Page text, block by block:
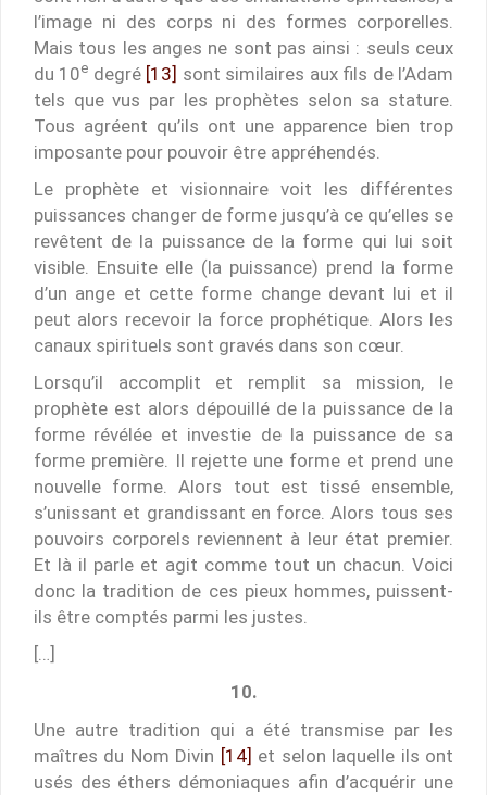
l’image ni des corps ni des formes corporelles.
Mais tous les anges ne sont pas ainsi : seuls ceux
du 10e degré [13] sont similaires aux fils de l’Adam
tels que vus par les prophètes selon sa stature.
Tous agréent qu’ils ont une apparence bien trop
imposante pour pouvoir être appréhendés.
Le prophète et visionnaire voit les différentes
puissances changer de forme jusqu’à ce qu’elles se
revêtent de la puissance de la forme qui lui soit
visible. Ensuite elle (la puissance) prend la forme
d’un ange et cette forme change devant lui et il
peut alors recevoir la force prophétique. Alors les
canaux spirituels sont gravés dans son cœur.
Lorsqu’il accomplit et remplit sa mission, le
prophète est alors dépouillé de la puissance de la
forme révélée et investie de la puissance de sa
forme première. Il rejette une forme et prend une
nouvelle forme. Alors tout est tissé ensemble,
s’unissant et grandissant en force. Alors tous ses
pouvoirs corporels reviennent à leur état premier.
Et là il parle et agit comme tout un chacun. Voici
donc la tradition de ces pieux hommes, puissent-
ils être comptés parmi les justes.
[…]
10.
Une autre tradition qui a été transmise par les
maîtres du Nom Divin [14] et selon laquelle ils ont
usés des éthers démoniaques afin d’acquérir une